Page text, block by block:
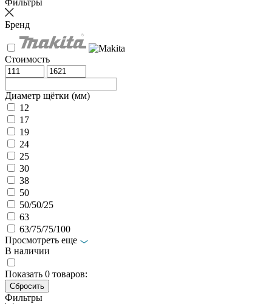
Фильтры
Бренд
Стоимость
Диаметр щётки (мм)
12
17
19
24
25
30
38
50
50/50/25
63
63/75/75/100
Просмотреть еще
В наличии
Показать 0 товаров:
Фильтры